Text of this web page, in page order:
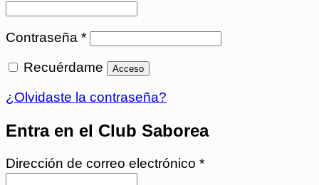
Contraseña *Obligatorio
Recuérdame Acceso
¿Olvidaste la contraseña?
Dirección de correo electrónico *Obligatorio